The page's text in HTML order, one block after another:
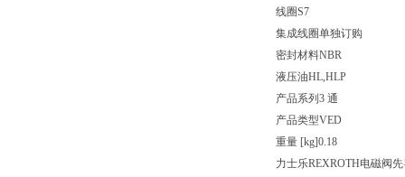
线圈S7
集成线圈单独订购
密封材料NBR
液压油HL,HLP
产品系列 3 通
产品类型VED
重量 [kg]0.18
力士乐REXROTH电磁阀